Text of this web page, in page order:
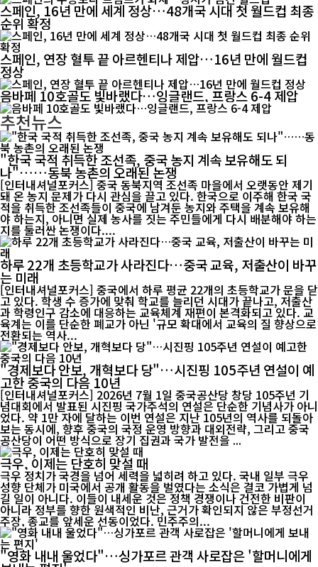
스페인, 16년 만에 세계 정상…48개국 시대 첫 월드컵 최종
순위 확정
스페인, 연장 혈투 끝 아르헨티나 제압…16년 만에 월드컵
정상
음바페 10호골도 빛바랬다…잉글랜드, 프랑스 6-4 제압
추천뉴스
"한국 국적 취득한 조선족, 중국 농지 계속 보유해도 되
나"……동북 농촌의 오래된 논쟁
[인터내셔널포커스] 중국 동북지역 조선족 마을에서 오랫동안 제기
돼 온 농지 문제가 다시 관심을 끌고 있다. 한국으로 이주해 한국 국
적을 취득한 조선족들이 중국에 남겨둔 농지와 주택을 계속 보유해
야 하는지, 아니면 실제 농사를 짓는 주민들에게 다시 배분해야 하는
지를 둘러싼 논쟁이다....
하루 22개 초등학교가 사라진다…중국 교육, 저출산이 바꾸
는 미래
[인터내셔널포커스] 중국에서 하루 평균 22개의 초등학교가 문을 닫
고 있다. 학생 수 증가에 맞춰 학교를 늘리던 시대가 끝나고, 저출산
과 학령인구 감소에 대응하는 교육체계 재편이 본격화되고 있다. 교
육계는 이를 단순한 폐교가 아닌 '규모 확대에서 교육의 질 향상으로
전환되는 역사...
"경제보다 안보, 개혁보다 당"…시진핑 105주년 연설이 예
고한 중국의 다음 10년
[인터내셔널포커스] 2026년 7월 1일 중국공산당 창당 105주년 기
념대회에서 발표된 시진핑 국가주석의 연설은 단순한 기념사가 아니
었다. 약 1만 자에 달하는 이번 연설은 지난 105년의 역사를 되돌아
보는 동시에, 향후 중국의 국정 운영 방향과 대외전략, 그리고 중국
공산당이 어떤 방식으로 장기 집권과 국가 발전을 ...
극우, 이제는 단호히 맞설 때
극우 정치가 국경을 넘어 세력을 넓히려 하고 있다. 국내 일부 극우
성향 단체가 미국에서 공개 활동을 벌였다는 소식은 결코 가볍게 넘
길 일이 아니다. 이들이 내세운 것은 정책 경쟁이나 건전한 비판이
아니라 정부를 향한 원색적인 비난, 근거가 확인되지 않은 부정선거
주장, 종교를 앞세운 선동이었다. 민주주의...
"영화 내내 울었다"…싱가포르 관객 사로잡은 '할머니에게